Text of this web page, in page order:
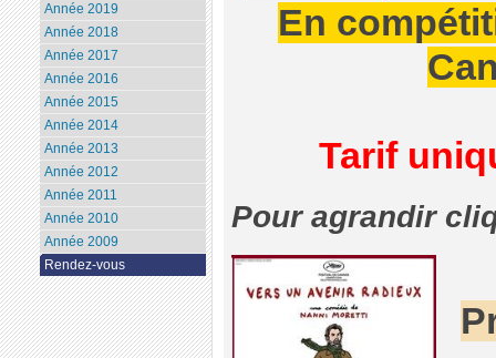
En
Tarif
Pour agrandir
Année 2019
Année 2018
Année 2017
Année 2016
Année 2015
Année 2014
Année 2013
Année 2012
Année 2011
Année 2010
Année 2009
Rendez-vous